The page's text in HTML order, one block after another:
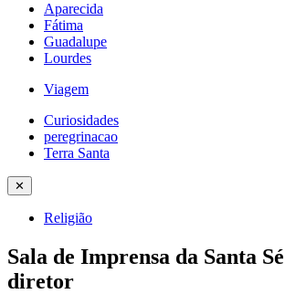
Aparecida
Fátima
Guadalupe
Lourdes
Viagem
Curiosidades
peregrinacao
Terra Santa
✕
Religião
Sala de Imprensa da Santa
diretor